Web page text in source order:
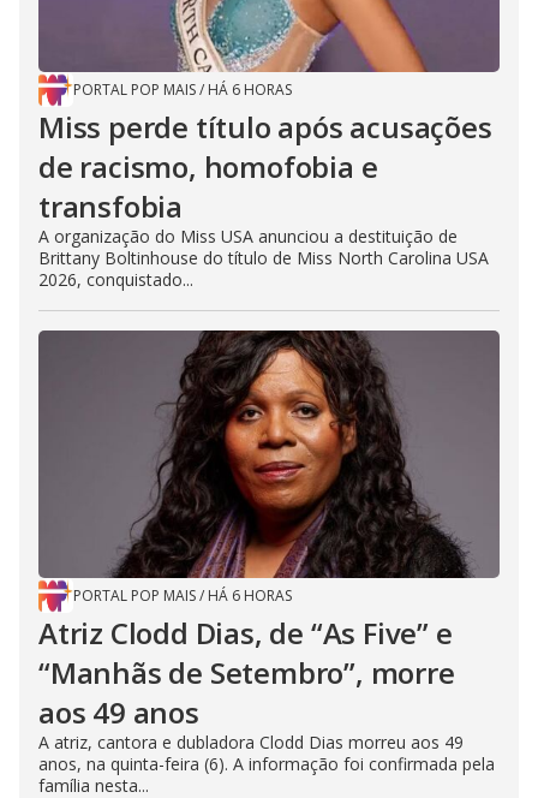
PORTAL POP MAIS/ HÁ 6 HORAS
Miss perde título após acusações
de racismo, homofobia e
transfobia
A organização do Miss USA anunciou a destituição de
Brittany Boltinhouse do título de Miss North Carolina USA
2026, conquistado...
PORTAL POP MAIS/ HÁ 6 HORAS
Atriz Clodd Dias, de “As Five” e
“Manhãs de Setembro”, morre
aos 49 anos
A atriz, cantora e dubladora Clodd Dias morreu aos 49
anos, na quinta-feira (6). A informação foi confirmada pela
família nesta...